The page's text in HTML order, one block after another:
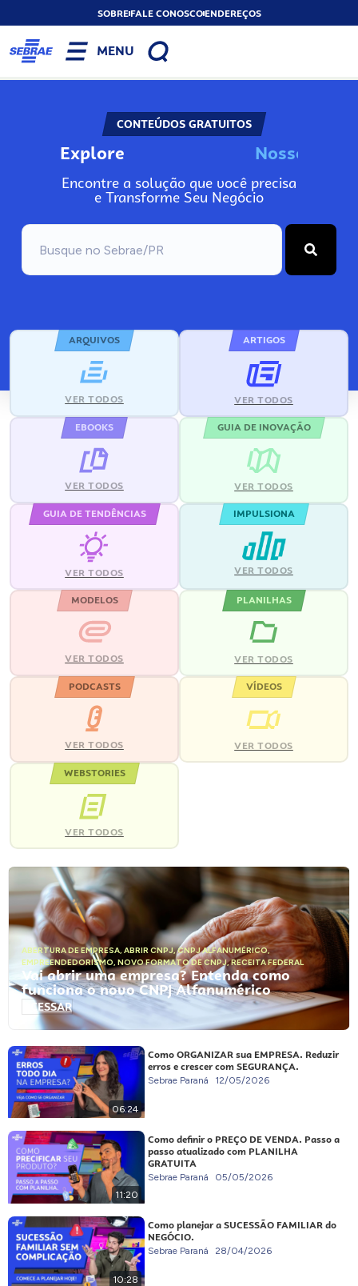
SOBREFALE CONOSCOENDEREÇOS
MENU
CONTEÚDOS GRATUITOS
Explore No
Encontre a solução que você precisa
e Transforme Seu Negócio
ARQUIVOS
VER TODOS
ARTIGOS
VER TODOS
EBOOKS
VER TODOS
GUIA DE INOVAÇÃO
VER TODOS
GUIA DE TENDÊNCIAS
VER TODOS
IMPULSIONA
VER TODOS
MODELOS
VER TODOS
PLANILHAS
VER TODOS
PODCASTS
VER TODOS
VÍDEOS
VER TODOS
WEBSTORIES
VER TODOS
ABERTURA DE EMPRESA, ABRIR CNPJ,CNPJ ALFANUMÉRICO,
EMPREENDEDORISMO, NOVO FORMATO DE CNPJ,RECEITA FEDERAL
Vai abrir uma empresa? Entenda como
funciona o novo CNPJ Alfanumérico
ACESSAR
06:24
Como ORGANIZAR sua EMPRESA. Reduzir
erros e crescer com SEGURANÇA.
Sebrae Paraná 12/05/2026
11:20
Como definir o PREÇO DE VENDA. Passo a
passo atualizado com PLANILHA
GRATUITA
Sebrae Paraná 05/05/2026
10:28
Como planejar a SUCESSÃO FAMILIAR do
NEGÓCIO.
Sebrae Paraná 28/04/2026